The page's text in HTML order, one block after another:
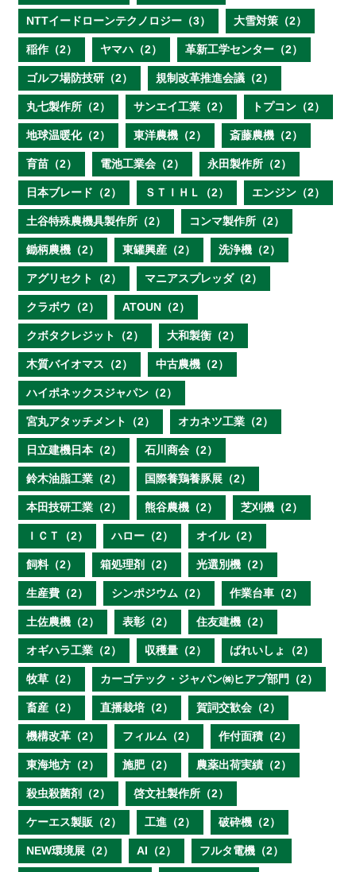
NTTイードローンテクノロジー（3） 大雪対策（2）
稲作（2） ヤマハ（2） 革新工学センター（2）
ゴルフ場防技研（2） 規制改革推進会議（2）
丸七製作所（2） サンエイ工業（2） トプコン（2）
地球温暖化（2） 東洋農機（2） 斎藤農機（2）
育苗（2） 電池工業会（2） 永田製作所（2）
日本ブレード（2） ＳＴＩＨＬ（2） エンジン（2）
土谷特殊農機具製作所（2） コンマ製作所（2）
鋤柄農機（2） 東罐興産（2） 洗浄機（2）
アグリセクト（2） マニアスプレッダ（2）
クラボウ（2） ATOUN（2）
クボタクレジット（2） 大和製衡（2）
木質バイオマス（2） 中古農機（2）
ハイポネックスジャパン（2）
宮丸アタッチメント（2） オカネツ工業（2）
日立建機日本（2） 石川商会（2）
鈴木油脂工業（2） 国際養鶏養豚展（2）
本田技研工業（2） 熊谷農機（2） 芝刈機（2）
ＩＣＴ（2） ハロー（2） オイル（2）
飼料（2） 箱処理剤（2） 光選別機（2）
生産費（2） シンポジウム（2） 作業台車（2）
土佐農機（2） 表彰（2） 住友建機（2）
オギハラ工業（2） 収穫量（2） ばれいしょ（2）
牧草（2） カーゴテック・ジャパン㈱ヒアブ部門（2）
畜産（2） 直播栽培（2） 賀詞交歓会（2）
機構改革（2） フィルム（2） 作付面積（2）
東海地方（2） 施肥（2） 農薬出荷実績（2）
殺虫殺菌剤（2） 啓文社製作所（2）
ケーエス製販（2） 工進（2） 破砕機（2）
NEW環境展（2） AI（2） フルタ電機（2）